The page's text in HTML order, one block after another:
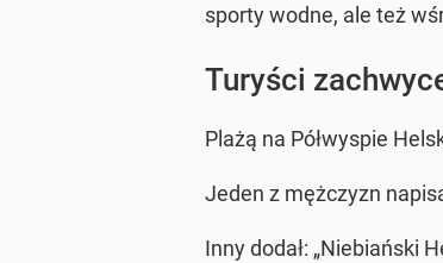
sporty wodne, ale też
Turyści
Plażą na Półwyspie
Jeden z mężczyzn
Inny dodał: „Niebiański